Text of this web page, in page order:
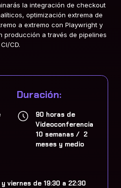
la integración de checkout
optimización extrema de
a extremo con Playwright y
producción a través de pipelines
CI/CD.
Duración:
90 horas de
Videoconferencia
10 semanas / 2
meses y medio
viernes de 19:30 a 22:30